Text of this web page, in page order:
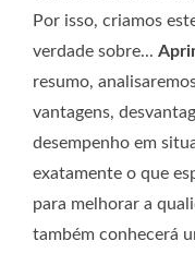
Por isso, criamos
verdade sobre...
resumo,
vantagens,
desempenho em
exatamente o que
para melhorar a
também conhecerá